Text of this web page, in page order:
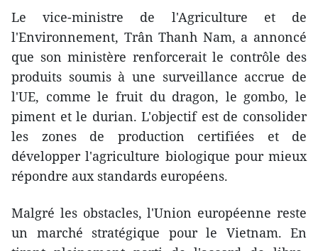
Le vice-ministre de l'Agriculture et de
l'Environnement, Trân Thanh Nam, a annoncé
que son ministère renforcerait le contrôle des
produits soumis à une surveillance accrue de
l'UE, comme le fruit du dragon, le gombo, le
piment et le durian. L'objectif est de consolider
les zones de production certifiées et de
développer l'agriculture biologique pour mieux
répondre aux standards européens.
Malgré les obstacles, l'Union européenne reste
un marché stratégique pour le Vietnam. En